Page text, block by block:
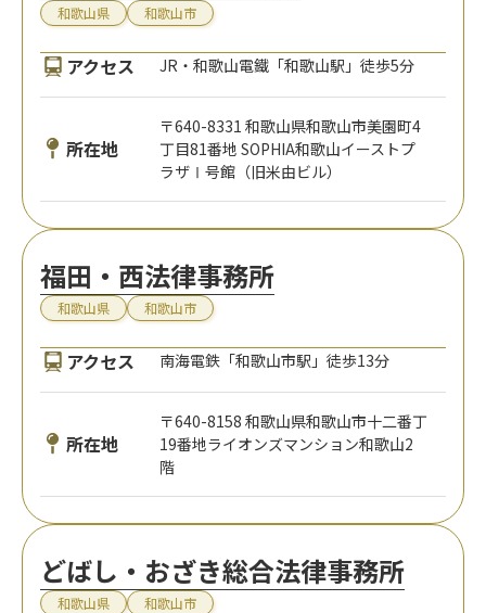
和歌山県 和歌山市
アクセス JR・和歌山電鐵「和歌山駅」徒歩5分
所在地
〒640-8331 和歌山県和歌山市美園町4
丁目81番地 SOPHIA和歌山イーストプ
ラザⅠ号館（旧米由ビル）
福田・西法律事務所
和歌山県 和歌山市
アクセス 南海電鉄「和歌山市駅」徒歩13分
所在地
〒640-8158 和歌山県和歌山市十二番丁
19番地ライオンズマンション和歌山2
階
どばし・おざき総合法律事務所
和歌山県 和歌山市